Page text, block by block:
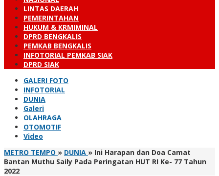
LINTAS DAERAH
PEMERINTAHAN
HUKUM & KRMIMINAL
DPRD BENGKALIS
PEMKAB BENGKALIS
INFOTORIAL PEMKAB SIAK
DPRD SIAK
GALERI FOTO
INFOTORIAL
DUNIA
Galeri
OLAHRAGA
OTOMOTIF
Video
METRO TEMPO » DUNIA » Ini Harapan dan Doa Camat
Bantan Muthu Saily Pada Peringatan HUT RI Ke- 77 Tahun
2022